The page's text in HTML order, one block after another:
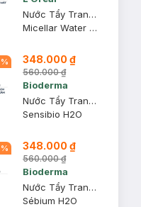
Nước Tẩy Trang L'Oreal Tươi Mát Cho Da Dầu, Hỗn Hợp 400ml
Micellar Water 3-in-1 Refreshing Even For Sensitive Skin
% 348.000 ₫
560.000 ₫
Bioderma
Nước Tẩy Trang Bioderma Dành Cho Da Nhạy Cảm 500ml
Sensibio H2O
% 348.000 ₫
560.000 ₫
Bioderma
Nước Tẩy Trang Bioderma Dành Cho Da Dầu & Hỗn Hợp 500ml
Sébium H2O